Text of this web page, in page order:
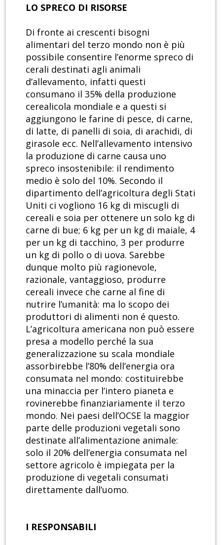
LO SPRECO DI RISORSE
Di fronte ai crescenti bisogni
alimentari del terzo mondo non è più
possibile consentire l’enorme spreco di
cerali destinati agli animali
d’allevamento, infatti questi
consumano il 35% della produzione
cerealicola mondiale e a questi si
aggiungono le farine di pesce, di carne,
di latte, di panelli di soia, di arachidi, di
girasole ecc. Nell’allevamento intensivo
la produzione di carne causa uno
spreco insostenibile: il rendimento
medio è solo del 10%. Secondo il
dipartimento dell’agricoltura degli Stati
Uniti ci vogliono 16 kg di miscugli di
cereali e soia per ottenere un solo kg di
carne di bue; 6 kg per un kg di maiale, 4
per un kg di tacchino, 3 per produrre
un kg di pollo o di uova. Sarebbe
dunque molto più ragionevole,
razionale, vantaggioso, produrre
cereali invece che carne al fine di
nutrire l’umanità: ma lo scopo dei
produttori di alimenti non é questo.
L’agricoltura americana non può essere
presa a modello perché la sua
generalizzazione su scala mondiale
assorbirebbe l’80% dell’energia ora
consumata nel mondo: costituirebbe
una minaccia per l’intero pianeta e
rovinerebbe finanziariamente il terzo
mondo. Nei paesi dell’OCSE la maggior
parte delle produzioni vegetali sono
destinate all’alimentazione animale:
solo il 20% dell’energia consumata nel
settore agricolo è impiegata per la
produzione di vegetali consumati
direttamente dall’uomo.
I RESPONSABILI